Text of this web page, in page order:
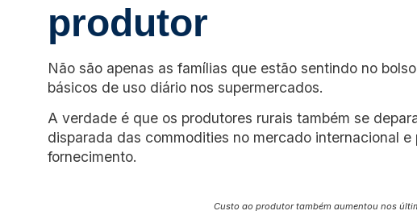
produtor
Não são apenas as famílias que estão sentindo no
básicos de uso diário nos supermercados.
A verdade é que os produtores rurais também se
disparada das commodities no mercado internacional
fornecimento.
Custo ao produtor também aumentou nos